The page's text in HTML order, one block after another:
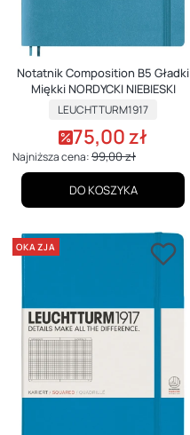
Notatnik Composition B5 Gładki
Miękki NORDYCKI NIEBIESKI
PRODUCENT
LEUCHTTURM1917
Cena promocyjna
75,00 zł
Najniższa cena:99,00 zł
DO KOSZYKA
OKAZJA